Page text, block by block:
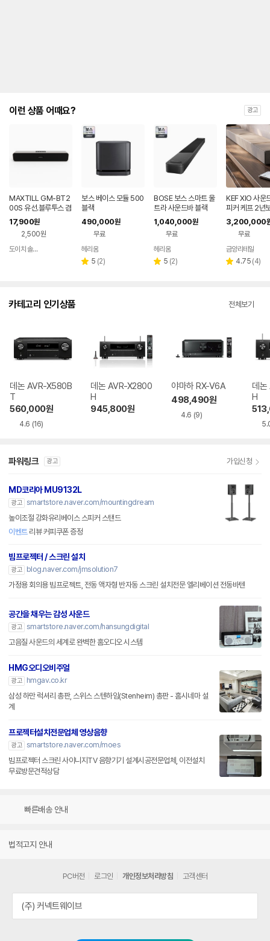
이런 상품 어때요? 광고
MAXTILL GM-BT2
00S 유선.블루투스 겸
용 사운드바
17,900원
2,500원
도이치 솔루션
보스 베이스 모듈 500
블랙
490,000원
무료
페이
헤리움
별 5 리
(2)
BOSE 보스 스마트 울
트라 사운드바 블랙
1,040,000원
무료
페이
헤리움
별 5 리
(2)
KEF XIO 사운
피커 케프 2년
3,200,000
무료
페
금양리테일
별 4.75 리
(4)
카테고리 인기상품 전체보기
데논 AVR-X580B
T
560,000원
4.6 (16)
데논 AVR-X2800
H
945,800원
야마하 RX-V6A
498,490원
4.6 (9)
데
H
파워링크 광고 가입신청
MD코리아 MU9132L
광고 smartstore.naver.com/mountingdream
높이조절 강화유리베이스 스피커 스탠드
이벤트리뷰 커피쿠폰 증정
빔프로젝터 / 스크린 설치
광고
blog.naver.com/jmsolution7
가정용 회의용 빔프로젝트, 전동 액자형 반자동 스크린 설치전문 엘리베이션 전동바텐
공간을 채우는 감성 사운드
광고 smartstore.naver.com/hansungdigital
고음질 사운드의 세계로 완벽한 홈오디오 시스템
HMG오디오비주얼
광고
hmgav.co.kr
삼성 하만 럭셔리 총판, 스위스 스텐하임(Stenheim) 총판 - 홈시네마 설
계
프로젝터설치전문업체 영상음향
광고 smartstore.naver.com/moes
빔프로젝터 스크린 사이니지TV 음향기기 설계시공전문업체, 이전설치
무료방문견적상담
빠른배송 안내
법적고지 안내
PC버전 로그인 개인정보처리방침 고객센터
(주) 커넥트웨이브